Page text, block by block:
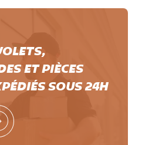
ET PIÈCES
SOUS 24H